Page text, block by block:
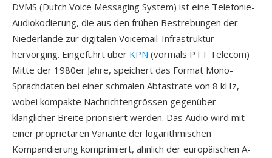
DVMS (Dutch Voice Messaging System) ist eine Telefonie-
Audiokodierung, die aus den frühen Bestrebungen der
Niederlande zur digitalen Voicemail-Infrastruktur
hervorging. Eingeführt über KPN (vormals PTT Telecom)
Mitte der 1980er Jahre, speichert das Format Mono-
Sprachdaten bei einer schmalen Abtastrate von 8 kHz,
wobei kompakte Nachrichtengrössen gegenüber
klanglicher Breite priorisiert werden. Das Audio wird mit
einer proprietären Variante der logarithmischen
Kompandierung komprimiert, ähnlich der europäischen A-